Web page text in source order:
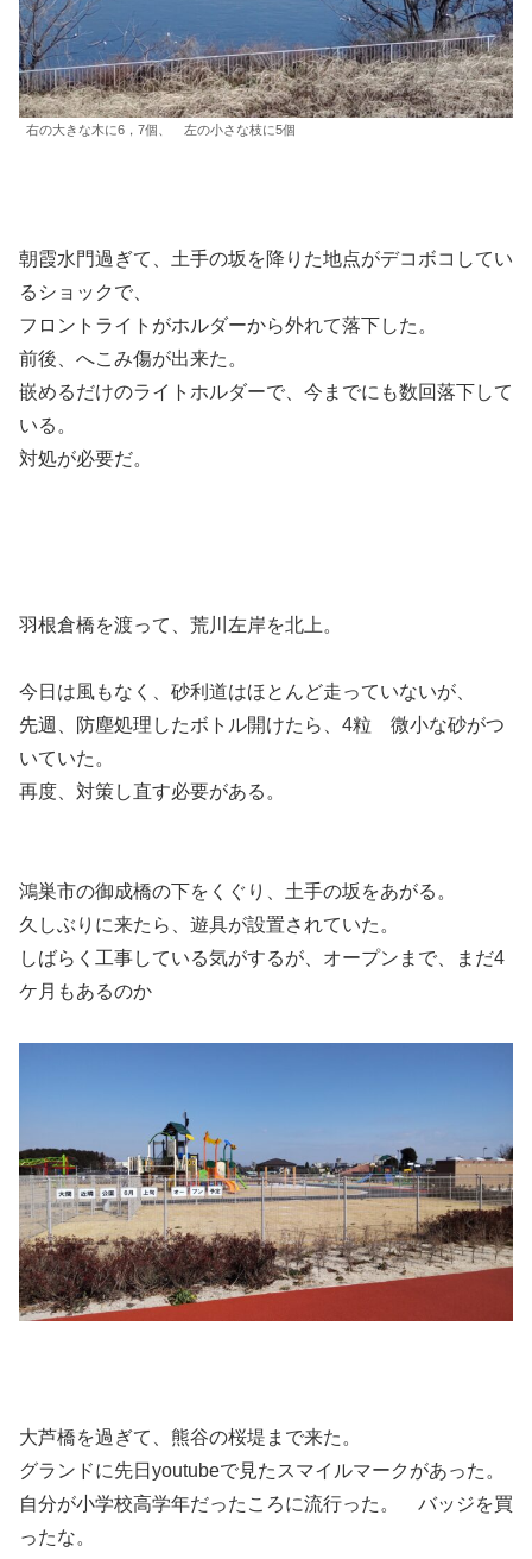
右の大きな木に6，7個、 左の小さな枝に5個
朝霞水門過ぎて、土手の坂を降りた地点がデコボコしてい
るショックで、
フロントライトがホルダーから外れて落下した。
前後、へこみ傷が出来た。
嵌めるだけのライトホルダーで、今までにも数回落下して
いる。
対処が必要だ。
羽根倉橋を渡って、荒川左岸を北上。
今日は風もなく、砂利道はほとんど走っていないが、
先週、防塵処理したボトル開けたら、4粒 微小な砂がつ
いていた。
再度、対策し直す必要がある。
鴻巣市の御成橋の下をくぐり、土手の坂をあがる。
久しぶりに来たら、遊具が設置されていた。
しばらく工事している気がするが、オープンまで、まだ4
ケ月もあるのか
大芦橋を過ぎて、熊谷の桜堤まで来た。
グランドに先日youtubeで見たスマイルマークがあった。
自分が小学校高学年だったころに流行った。 バッジを買
ったな。